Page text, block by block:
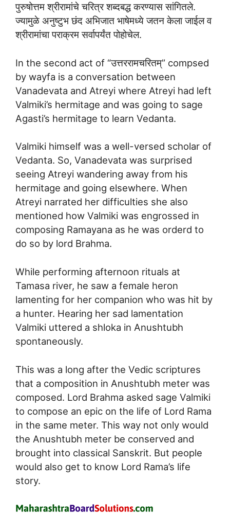
पुरुषोत्तम श्रीरामांचे चरित्र शब्दबद्ध करण्यास सांगितले.
ज्यामुळे अनुष्टुभ छंद अभिजात भाषेमध्ये जतन केला जाईल व
श्रीरामांचा पराक्रम सर्वापर्यंत पोहोचेल.
In the second act of “उत्तररामचरितम्” compsed
by wayfa is a conversation between
Vanadevata and Atreyi where Atreyi had left
Valmiki’s hermitage and was going to sage
Agasti’s hermitage to learn Vedanta.
Valmiki himself was a well-versed scholar of
Vedanta. So, Vanadevata was surprised
seeing Atreyi wandering away from his
hermitage and going elsewhere. When
Atreyi narrated her difficulties she also
mentioned how Valmiki was engrossed in
composing Ramayana as he was orderd to
do so by lord Brahma.
While performing afternoon rituals at
Tamasa river, he saw a female heron
lamenting for her companion who was hit by
a hunter. Hearing her sad lamentation
Valmiki uttered a shloka in Anushtubh
spontaneously.
This was a long after the Vedic scriptures
that a composition in Anushtubh meter was
composed. Lord Brahma asked sage Valmiki
to compose an epic on the life of Lord Rama
in the same meter. This way not only would
the Anushtubh meter be conserved and
brought into classical Sanskrit. But people
would also get to know Lord Rama’s life
story.